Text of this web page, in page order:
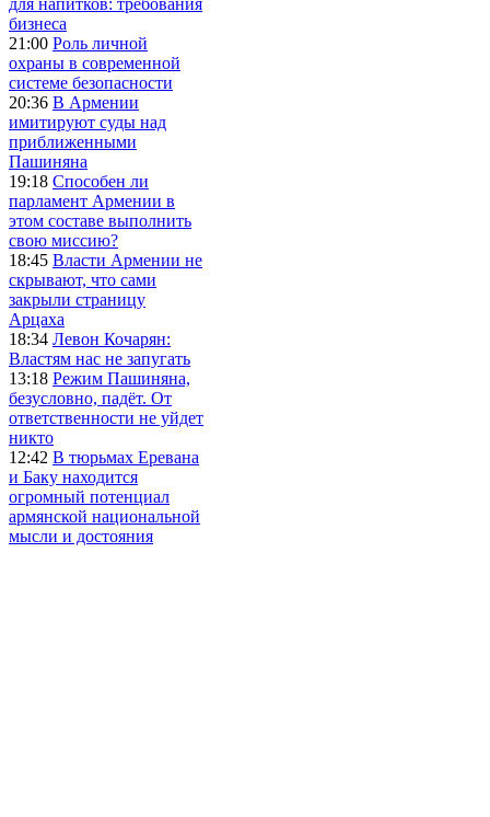
бизнеса
21:00 Роль личной
охраны в современной
системе безопасности
20:36 В Армении
имитируют суды над
приближенными
Пашиняна
19:18 Способен ли
парламент Армении в
этом составе выполнить
свою миссию?
18:45 Власти Армении не
скрывают, что сами
закрыли страницу
Арцаха
18:34 Левон Кочарян:
Властям нас не запугать
13:18 Режим Пашиняна,
безусловно, падёт. От
ответственности не уйдет
никто
12:42 В тюрьмах Еревана
и Баку находится
огромный потенциал
армянской национальной
мысли и достояния